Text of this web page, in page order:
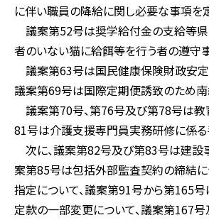
に伴い職員の降給に関し必要な事項を
議案第52号は奨学給付金の支給等県
者のいない猫に給餌等を行う者の遵守
議案第63号は国民健康保険財政安定
議案第69号は国際定期便誘致のため南
議案第70号、第76号及び第78号は
81号は介護支援専門員実務研修に係る
次に、議案第82号及び第83号は建設
案第85号は包括外部監査契約の締結
指定について、議案第91号から第165
定款の一部変更について、議案第167